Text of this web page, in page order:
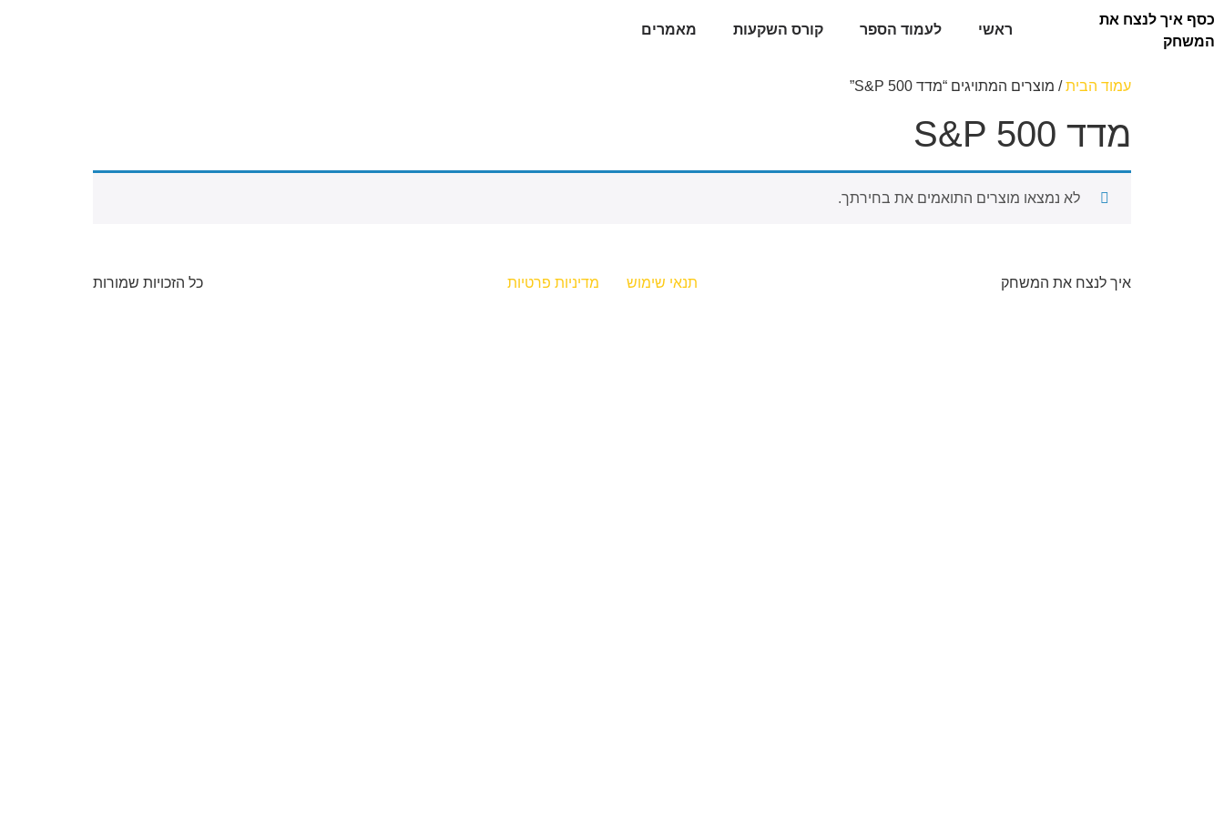
כסף איך לנצח את
המשחק
ראשי לעמוד הספר קורס השקעות מאמרים
עמוד הבית/ מוצרים המתויגים “מדד S&P 500”
מדד S&P 500
לא נמצאו מוצרים התואמים את בחירתך.
איך לנצח את המשחק תנאי שימוש מדיניות פרטיות כל הזכויות שמורות